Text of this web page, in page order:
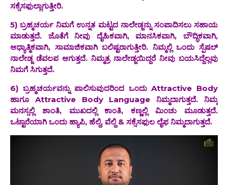
ಸಕ್ಸೆಸಫುಲ್ಲಾಗುತ್ತೀರಿ.
5) ಬ್ರಹ್ಮಚರ್ಯ ನಿಮಗೆ ಉನ್ನತ ಮಟ್ಟದ ನಾಲೇಡ್ಜನ್ನು ಸಂಪಾದಿಸಲು ಸಹಾಯ
ಮಾಡುತ್ತದೆ. ಜೊತೆಗೆ ನೀವು ದೈಹಿಕವಾಗಿ, ಮಾನಸಿಕವಾಗಿ, ಬೌದ್ಧಿಕವಾಗಿ,
ಆಧ್ಯಾತ್ಮಿಕವಾಗಿ, ಸಾಮಾಜಿಕವಾಗಿ ಬಲಿಷ್ಟರಾಗುತ್ತೀರಿ. ನಿಮ್ಮಲ್ಲಿ ಒಂದು ಸ್ಪೆಷಲ್
ನಾಲೇಡ್ಜ ಡೆವಲಪ ಆಗುತ್ತದೆ. ನಿಮ್ಮತ್ರ ನಾಲೇಡ್ಜಯಿದ್ದರೆ ನೀವು ಬಯಸಿದ್ದೆಲ್ಲವು
ನಿಮಗೆ ಸಿಗುತ್ತದೆ.
6) ಬ್ರಹ್ಮಚರ್ಯವನ್ನು ಪಾಲಿಸುವುದರಿಂದ ಒಂದು Attractive Body
ಹಾಗೂ Attractive Body Language ನಿಮ್ಮದಾಗುತ್ತದೆ. ನಿಮ್ಮ‌
ಮನಸ್ಸಲ್ಲಿ ಶಾಂತಿ, ಮುಖದಲ್ಲಿ ಕಾಂತಿ, ಕಣ್ಣಲ್ಲಿ ಮಿಂಚು ಮೂಡುತ್ತದೆ‌.
ಒಟ್ಟಾರೆಯಾಗಿ ಒಂದು ಹ್ಯಾಪಿ, ಹೆಲ್ದಿ, ವೆಲ್ದಿ & ಸಕ್ಸೆಸಫುಲ ಲೈಫ ನಿಮ್ಮದಾಗುತ್ತದೆ.